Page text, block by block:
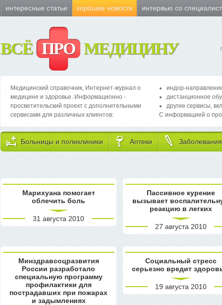
интересные статьи хорошие новости интервью со
ВСЁ ПРО МЕДИЦИНУ
Медицинский справочник, Интернет-журнал о
медицине и здоровье. Информационно -
просветительский проект с дополнительными
сервисами для различных клиентов:
индор-
дистанционное
другие сервисы,
С информацией о
Больницы и поликлиники Аптеки Заболевания
Марихуана помогает
облечить боль
31 августа 2010
Пассивное курение
вызывает
реакцию в легких
27 августа 2010
Минздравсоцразвития
России разработало
специальную программу
профилактики для
пострадавших при пожарах
и задымлениях
Социальный стресс
серьезно вредит
19 августа 2010